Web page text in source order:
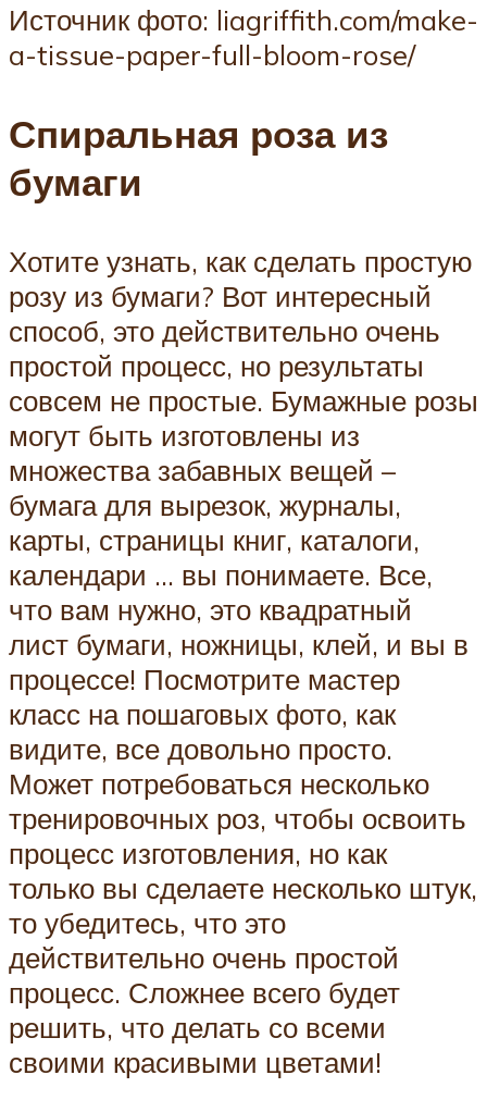
Источник фото: liagriffith.com/make-
a-tissue-paper-full-bloom-rose/
Спиральная роза из
бумаги
Хотите узнать, как сделать простую
розу из бумаги? Вот интересный
способ, это действительно очень
простой процесс, но результаты
совсем не простые. Бумажные розы
могут быть изготовлены из
множества забавных вещей –
бумага для вырезок, журналы,
карты, страницы книг, каталоги,
календари … вы понимаете. Все,
что вам нужно, это квадратный
лист бумаги, ножницы, клей, и вы в
процессе! Посмотрите мастер
класс на пошаговых фото, как
видите, все довольно просто.
Может потребоваться несколько
тренировочных роз, чтобы освоить
процесс изготовления, но как
только вы сделаете несколько штук,
то убедитесь, что это
действительно очень простой
процесс. Сложнее всего будет
решить, что делать со всеми
своими красивыми цветами!